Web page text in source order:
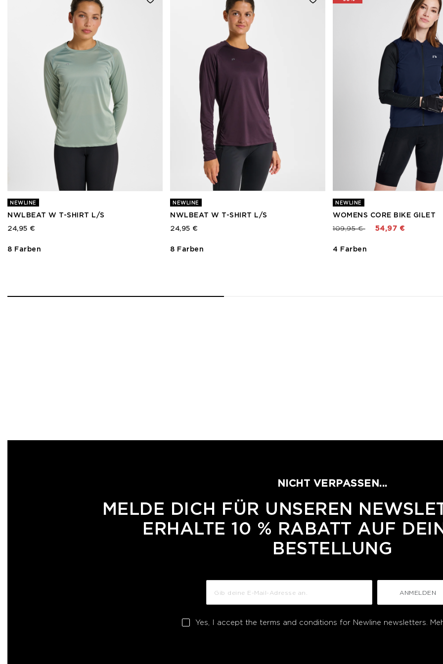
NEWLINE
NWLBEAT W T-SHIRT L/S
24,95 €
8 Farben
NEWLINE
NWLBEAT W T-SHIRT L/S
24,95 €
8 Farben
NEWLINE
WOMENS CORE BIKE GILET
Preis reduziert von
109,95 €bis 54,97 €
4 Farben
NICHT VERPASSEN...
MELDE DICH FÜR UNSEREN
ERHALTE 10 % RABATT AUF
BESTELLUNG
ANMELDEN
Yes, I accept the terms and conditions for Newline newsletters.